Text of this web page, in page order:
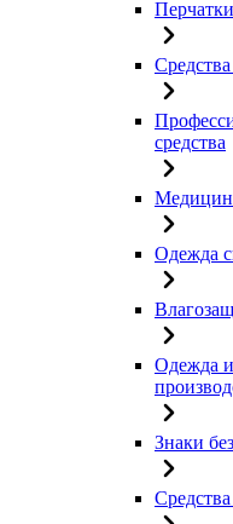
Перчатки
средства
Одежда
Одежда и
Знаки